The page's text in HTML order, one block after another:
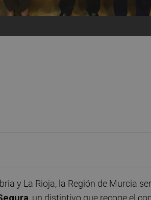
y La Rioja, la Región de Murcia
, un distintivo que recoge el